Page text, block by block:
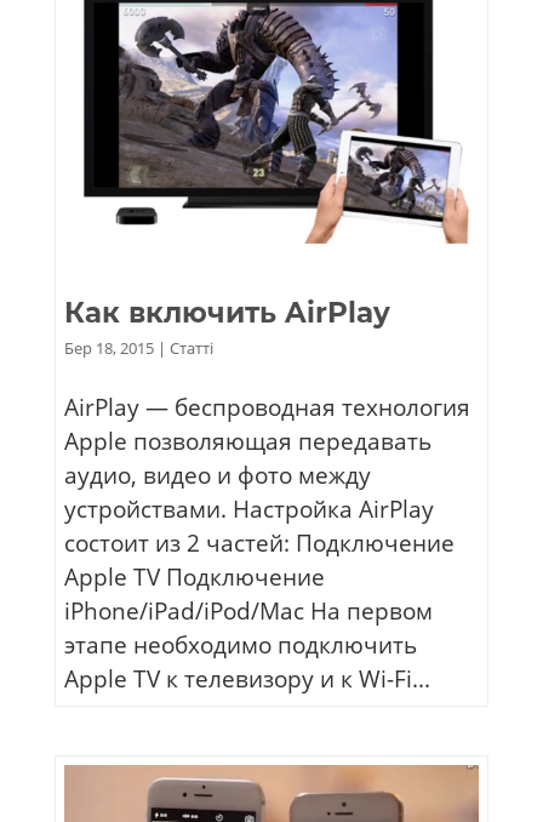
Как включить AirPlay
Бер 18, 2015| Статті
AirPlay — беспроводная технология
Apple позволяющая передавать
аудио, видео и фото между
устройствами. Настройка AirPlay
состоит из 2 частей: Подключение
Apple TV Подключение
iPhone/iPad/iPod/Mac На первом
этапе необходимо подключить
Apple TV к телевизору и к Wi-Fi...